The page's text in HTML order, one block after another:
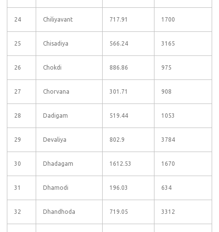
24 Chiliyavant 717.91 1700
25 Chisadiya 566.24 3165
26 Chokdi 886.86 975
27 Chorvana 301.71 908
28 Dadigam 519.44 1053
29 Devaliya 802.9 3784
30 Dhadagam 1612.53 1670
31 Dhamodi 196.03 634
32 Dhandhoda 719.05 3312